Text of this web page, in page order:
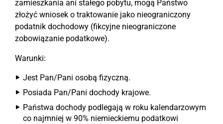
zamieszkania ani stałego pobytu, mogą Państwo
złożyć wniosek o traktowanie jako nieograniczony
podatnik dochodowy (fikcyjne nieograniczone
zobowiązanie podatkowe).
Warunki:
Jest Pan/Pani osobą fizyczną.
Posiada Pan/Pani dochody krajowe.
Państwa dochody podlegają w roku kalendarzowym
co najmniej w 90% niemieckiemu podatkowi